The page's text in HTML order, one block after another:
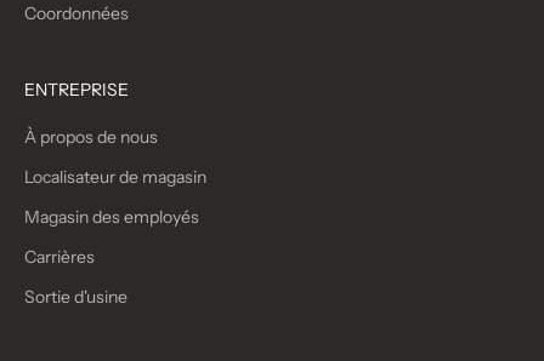
Coordonnées
ENTREPRISE
À propos de nous
Localisateur de magasin
Magasin des employés
Carrières
Sortie d'usine